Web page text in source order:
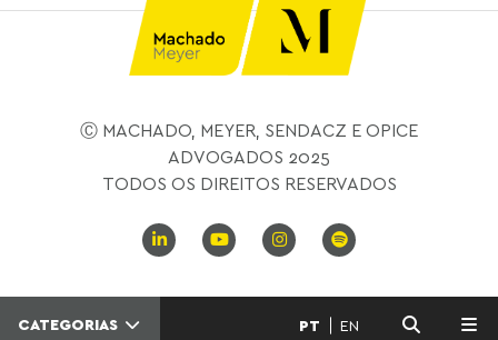
Ⓒ MACHADO, MEYER, SENDACZ E OPICE
ADVOGADOS 2025
TODOS OS DIREITOS RESERVADOS
CATEGORIAS PT EN